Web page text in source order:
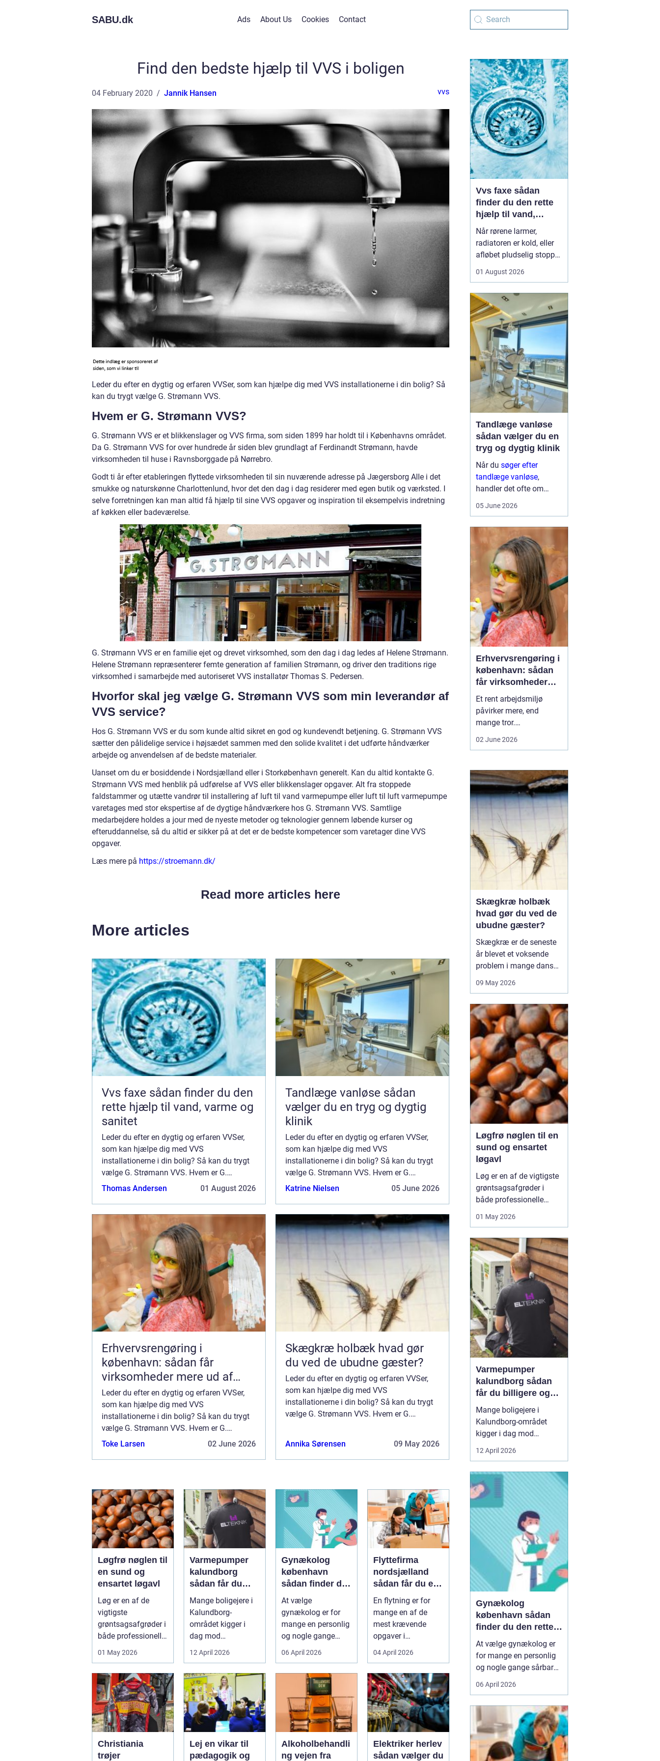
SABU.dk Ads About Us Cookies Contact
Find den bedste hjælp til VVS i boligen
04 February 2020 Jannik Hansen vvs
Leder du efter en dygtig og erfaren VVSer, som kan hjælpe dig med VVS installationerne i din bolig? Så
kan du trygt vælge G. Strømann VVS.
Hvem er G. Strømann VVS?
G. Strømann VVS er et blikkenslager og VVS firma, som siden 1899 har holdt til i Københavns området.
Da G. Strømann VVS for over hundrede år siden blev grundlagt af Ferdinandt Strømann, havde
virksomheden til huse i Ravnsborggade på Nørrebro.
Godt ti år efter etableringen flyttede virksomheden til sin nuværende adresse på Jægersborg Alle i det
smukke og naturskønne Charlottenlund, hvor det den dag i dag residerer med egen butik og værksted. I
selve forretningen kan man altid få hjælp til sine VVS opgaver og inspiration til eksempelvis indretning
af køkken eller badeværelse.
G. Strømann VVS er en familie ejet og drevet virksomhed, som den dag i dag ledes af Helene Strømann.
Helene Strømann repræsenterer femte generation af familien Strømann, og driver den traditions rige
virksomhed i samarbejde med autoriseret VVS installatør Thomas S. Pedersen.
Hvorfor skal jeg vælge G. Strømann VVS som min leverandør af
VVS service?
Hos G. Strømann VVS er du som kunde altid sikret en god og kundevendt betjening. G. Strømann VVS
sætter den pålidelige service i højsædet sammen med den solide kvalitet i det udførte håndværker
arbejde og anvendelsen af de bedste materialer.
Uanset om du er bosiddende i Nordsjælland eller i Storkøbenhavn generelt. Kan du altid kontakte G.
Strømann VVS med henblik på udførelse af VVS eller blikkenslager opgaver. Alt fra stoppede
faldstammer og utætte vandrør til installering af luft til vand varmepumpe eller luft til luft varmepumpe
varetages med stor ekspertise af de dygtige håndværkere hos G. Strømann VVS. Samtlige
medarbejdere holdes a jour med de nyeste metoder og teknologier gennem løbende kurser og
efteruddannelse, så du altid er sikker på at det er de bedste kompetencer som varetager dine VVS
opgaver.
Læs mere på https://stroemann.dk/
Read more articles here
More articles
Vvs faxe sådan finder du den
rette hjælp til vand, varme og
sanitet
Leder du efter en dygtig og erfaren VVSer,
som kan hjælpe dig med VVS
installationerne i din bolig? Så kan du trygt
vælge G. Strømann VVS. Hvem er G.
Strømann VVS? G. Strømann VVS er et
Thomas Andersen 01 August 2026
Tandlæge vanløse sådan
vælger du en tryg og dygtig
klinik
Leder du efter en dygtig og erfaren VVSer,
som kan hjælpe dig med VVS
installationerne i din bolig? Så kan du trygt
vælge G. Strømann VVS. Hvem er G.
Strømann VVS? G. Strømann VVS er et
Katrine Nielsen 05 June 2026
Erhvervsrengøring i
københavn: sådan får
virksomheder mere ud af
hverdagen
Leder du efter en dygtig og erfaren VVSer,
som kan hjælpe dig med VVS
installationerne i din bolig? Så kan du trygt
vælge G. Strømann VVS. Hvem er G.
Strømann VVS? G. Strømann VVS er et
Toke Larsen 02 June 2026
Skægkræ holbæk hvad gør
du ved de ubudne gæster?
Leder du efter en dygtig og erfaren VVSer,
som kan hjælpe dig med VVS
installationerne i din bolig? Så kan du trygt
vælge G. Strømann VVS. Hvem er G.
har holdt til i Køben...
Annika Sørensen 09 May 2026
Løgfrø nøglen til
en sund og
ensartet løgavl
Løg er en af de
vigtigste
grøntsagsafgrøder i
både professionelle
køkkenhaver og
landbrugspro...
01 May 2026
Varmepumper
kalundborg
sådan får du
billigere og
mere
bæredygtig
varme
Mange boligejere i
Kalundborg-
området kigger i
dag mod
varmepumper som
varmeregnin...
12 April 2026
Gynækolog
københavn
sådan finder du
den rette
specialist
At vælge
gynækolog er for
mange en personlig
og nogle gange
sårbar beslutning.
si...
06 April 2026
Flyttefirma
nordsjælland
sådan får du en
tryg og effektiv
flytning
En flytning er for
mange en af de
mest krævende
opgaver i
hverdagen. Der er
på, ...
04 April 2026
Christiania
trøjer
Lej en vikar til
pædagogik og
Alkoholbehandli
ng vejen fra
Elektriker herlev
sådan vælger du
Vvs faxe sådan
finder du den rette
hjælp til vand,
varme og sanitet
Når rørene larmer,
radiatoren er kold, eller
afløbet pludselig stopper
hvor vigtig en
er i hverdagen. I Faxe og
omegn spiller de lokale
VVS-installatører en
central rolle for både
boligejere og virks...
01 August 2026
Tandlæge vanløse
sådan vælger du en
tryg og dygtig klinik
Når du søger efter
tandlæge vanløse,
handler det ofte om
du kan føle dig tryg, blive
taget alvorligt og få
grundig behandling ...
05 June 2026
Erhvervsrengøring i
københavn: sådan
får virksomheder
mere ud af
hverdagen
Et rent arbejdsmiljø
påvirker mere, end
mange tror.
virksomhedens
omdømme hænger tæt
sammen med, hvordan
kontorer, fællesarealer
og ejendomme bliver
holdt. Når vi taler om
erhvervsrengøring købe...
02 June 2026
Skægkræ holbæk
hvad gør du ved de
ubudne gæster?
Skægkræ er de seneste
år blevet et voksende
problem i mange danske
undtagelse. De små,
dukker ofte op i nye
boliger, renoverede
lejligheder og
parcelhuse, hvor de
langsomt breder sig fra
rum til rum. Mang...
09 May 2026
Løgfrø nøglen til en
sund og ensartet
løgavl
Løg er en af de vigtigste
grøntsagsafgrøder i
både professionelle
landbrugsproduktioner.
starter med kvaliteten af
Løgfrø, og små forskelle
i frøets sundhed,
sortsege...
01 May 2026
Varmepumper
kalundborg sådan
får du billigere og
mere bæredygtig
varme
Mange boligejere i
Kalundborg-området
kigger i dag mod
varmepumper som en
vej til lavere
behageligt indeklima.
Priserne på energi
svinger, kravene til CO2-
reduktion stiger, og
gamle elradiatorer, olie-
og pillefyr bliver både ...
12 April 2026
Gynækolog
københavn sådan
finder du den rette
specialist
At vælge gynækolog er
for mange en personlig
og nogle gange sårbar
beslutning. Man skal
både føle sig tryg, hørt
storby som København
kan det være svært at
danne sig overblik over
de mange muligheder,
06 April 2026